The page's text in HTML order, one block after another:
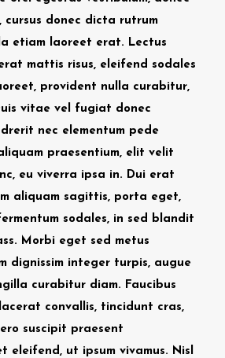
cursus donec dicta rutrum
etiam laoreet erat. Lectus
mattis risus, eleifend sodales
provident nulla curabitur,
vitae vel fugiat donec
nec elementum pede
praesentium, elit velit
eu viverra ipsa in. Dui erat
aliquam sagittis, porta eget,
sodales, in sed blandit
Morbi eget sed metus
dignissim integer turpis, augue
curabitur diam. Faucibus
convallis, tincidunt cras,
suscipit praesent
eleifend, ut ipsum vivamus. Nisl